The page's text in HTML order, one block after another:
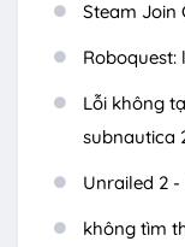
Steam Join
Lỗi không
subnautica
Unrailed 2
không tìm